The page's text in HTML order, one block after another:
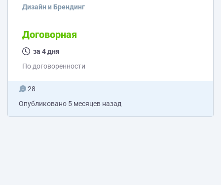
небольшим прям дизайном
Дизайн и Брендинг
Договорная
за 4 дня
По договоренности
28
Опубликовано 5 месяцев назад